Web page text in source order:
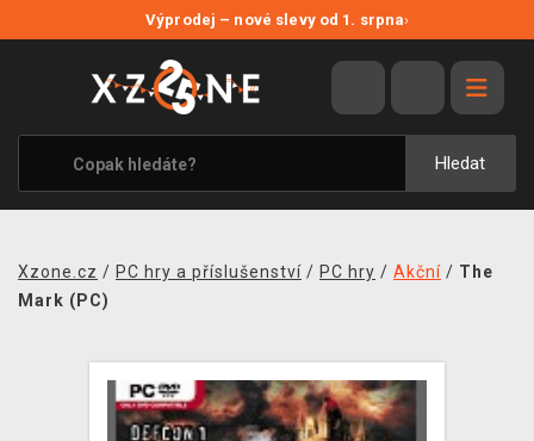
Výprodej – nové slevy od 1. srpna›
Hledat
VÝPRODEJ
VIDEOHRY
XZONE ORIGINALS
TÉMATIKY
MERCHANDISE
Xzone.cz / PC hry a příslušenství / PC hry / Akční / The
Mark (PC)